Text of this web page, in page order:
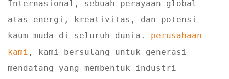
Internasional, sebuah perayaan global
atas energi, kreativitas, dan potensi
kaum muda di seluruh dunia. perusahaan
kami , kami bersulang untuk generasi
mendatang yang membentuk industri